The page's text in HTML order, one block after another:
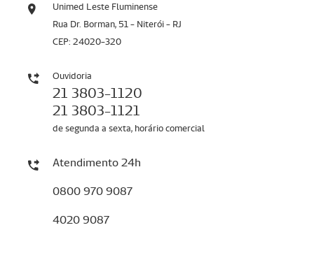
Unimed Leste Fluminense
Rua Dr. Borman, 51 - Niterói - RJ
CEP: 24020-320
Ouvidoria
21 3803-1120
21 3803-1121
de segunda a sexta, horário comercial
Atendimento 24h
0800 970 9087
4020 9087